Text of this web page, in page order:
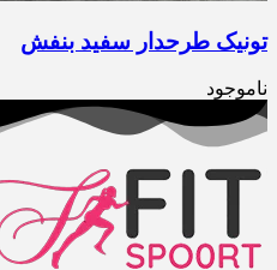
تونیک طرحدار سفید بنفش
ناموجود